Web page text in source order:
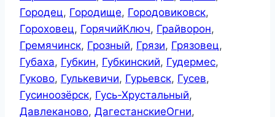
Городец, Городище, Городовиковск,
Гороховец, ГорячийКлюч, Грайворон,
Гремячинск, Грозный, Грязи, Грязовец,
Губаха, Губкин, Губкинский, Гудермес,
Гуково, Гулькевичи, Гурьевск, Гусев,
Гусиноозёрск, Гусь-Хрустальный,
Давлеканово, ДагестанскиеОгни,